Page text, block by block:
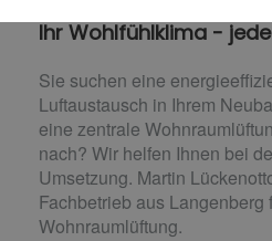
Ihr Wohlfühlklima -
Sie suchen eine
Luftaustausch in Ihrem
eine zentrale
nach? Wir helfen Ihnen bei
Umsetzung. Martin
Fachbetrieb aus Langenberg
Wohnraumlüftung.